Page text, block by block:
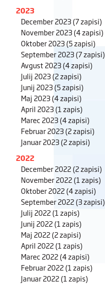
2023
December 2023(7 zapisi)
November 2023(4 zapisi)
Oktober 2023(5 zapisi)
September 2023(7 zapisi)
Avgust 2023(4 zapisi)
Julij 2023(2 zapisi)
Junij 2023(5 zapisi)
Maj 2023(4 zapisi)
April 2023(1 zapis)
Marec 2023(4 zapisi)
Februar 2023(2 zapisi)
Januar 2023(2 zapisi)
2022
December 2022(2 zapisi)
November 2022(1 zapis)
Oktober 2022(4 zapisi)
September 2022(3 zapisi)
Julij 2022(1 zapis)
Junij 2022(1 zapis)
Maj 2022(2 zapisi)
April 2022(1 zapis)
Marec 2022(4 zapisi)
Februar 2022(1 zapis)
Januar 2022(1 zapis)